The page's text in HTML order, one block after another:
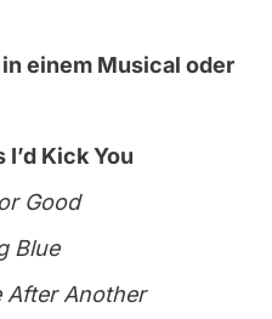
einem Musical oder
I’d Kick You
Good
Blue
After Another